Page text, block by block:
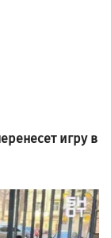
игру в